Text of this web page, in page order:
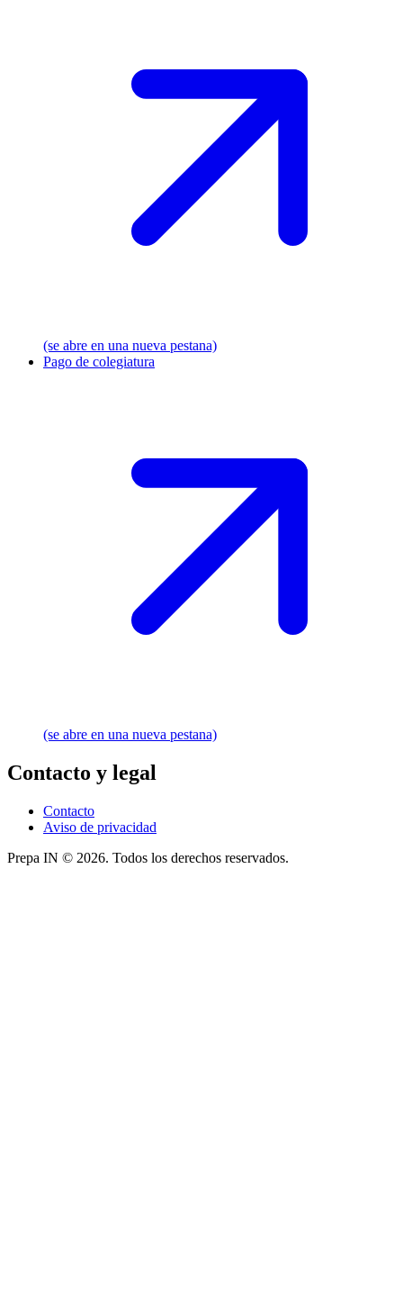
(se abre en una nueva pestana)
Pago de colegiatura
(se abre en una nueva pestana)
Contacto y legal
Contacto
Aviso de privacidad
Prepa IN © 2026. Todos los derechos reservados.